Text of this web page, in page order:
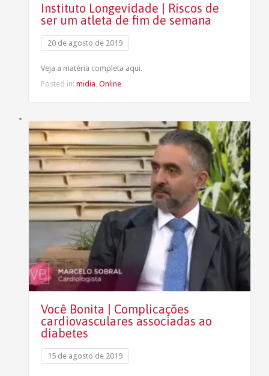
Instituto Longevidade | Riscos de
ser um atleta de fim de semana
20 de agosto de 2019
Veja a matéria completa aqui.
Posted in: midia, Online
Você Bonita | Complicações
cardiovasculares associadas ao
diabetes
15 de agosto de 2019